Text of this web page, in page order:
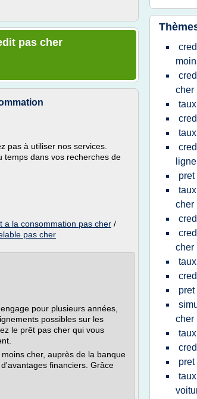
pas cher
pas à utiliser nos services.
temps dans vos recherches de
a la consommation pas cher /
pas cher
pour plusieurs années,
possibles sur les
le prêt pas cher qui vous
cher, auprès de la banque
financiers. Grâce
cher
ligne
cher
cher
cher